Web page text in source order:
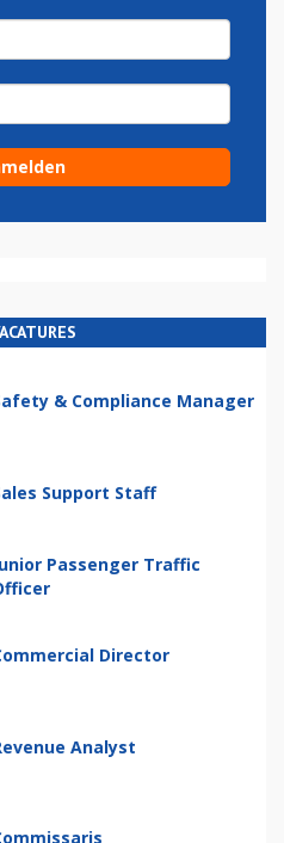
& Compliance Manager
Support Staff
Passenger Traffic
Director
Analyst